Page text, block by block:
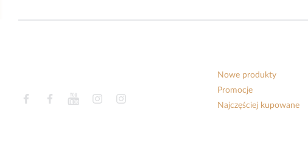
FacebookFacebookYouTubeInstagram
Nowe produkty
Promocje
Najczęściej kupowane